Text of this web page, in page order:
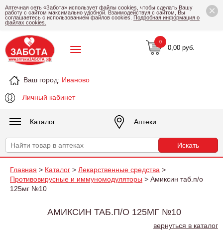
×
Аптечная сеть «Забота» использует файлы cookies, чтобы сделать Вашу
работу с сайтом максимально удобной. Взаимодействуя с сайтом, Вы
соглашаетесь с использованием файлов cookies. Подробная информация о
файлах cookies.
Ваш город: Иваново
Личный кабинет
0,00 руб.
0
Каталог Аптеки
Главная > Каталог > Лекарственные средства >
Противовирусные и иммуномодуляторы > Амиксин таб.п/о
125мг №10
АМИКСИН ТАБ.П/О 125МГ №10
вернуться в каталог